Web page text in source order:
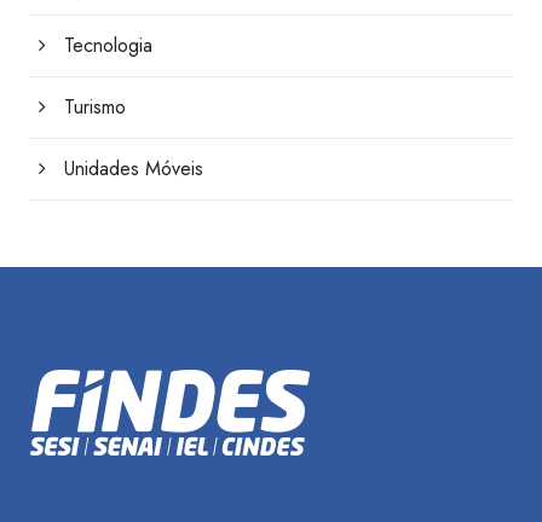
Tecnologia
Turismo
Unidades Móveis